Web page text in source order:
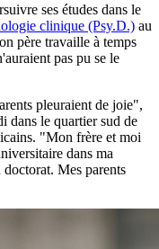
ses études dans le
clinique (Psy.D.) au
père travaille à temps
pas pu se le
pleuraient de joie",
dans le quartier sud de
"Mon frère et moi
dans ma
Mes parents